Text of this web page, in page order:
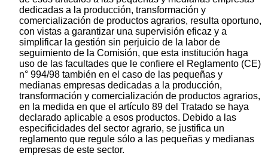
dedicadas a la producción, transformación y
comercialización de productos agrarios, resulta oportuno,
con vistas a garantizar una supervisión eficaz y a
simplificar la gestión sin perjuicio de la labor de
seguimiento de la Comisión, que esta institución haga
uso de las facultades que le confiere el Reglamento (CE)
n° 994/98 también en el caso de las pequeñas y
medianas empresas dedicadas a la producción,
transformación y comercialización de productos agrarios,
en la medida en que el artículo 89 del Tratado se haya
declarado aplicable a esos productos. Debido a las
especificidades del sector agrario, se justifica un
reglamento que regule sólo a las pequeñas y medianas
empresas de este sector.